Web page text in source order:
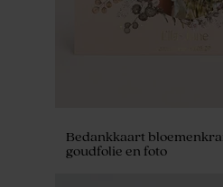
Bedankkaart
goudfolie en foto